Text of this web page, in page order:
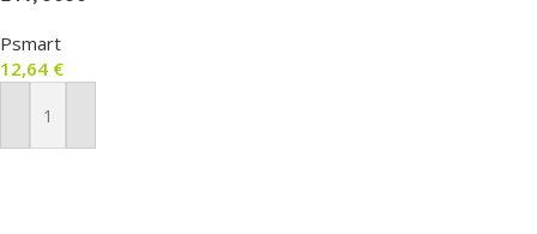
Psmart
12,64 €
Pievienot Grozam